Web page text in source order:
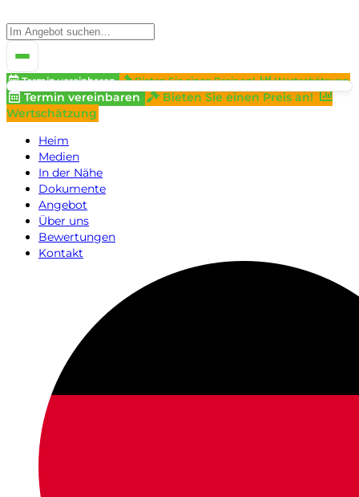
Termin vereinbaren Bieten Sie einen Preis an! Wertschätzung
Termin vereinbaren
Bieten Sie einen Preis an!
Wertschätzung
Heim
Medien
In der Nähe
Dokumente
Angebot
Über uns
Bewertungen
Kontakt